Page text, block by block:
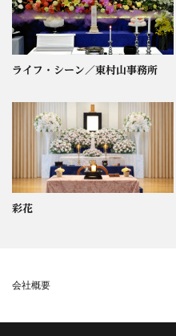
ライフ・シーン／東村山事務所
彩花
会社概要